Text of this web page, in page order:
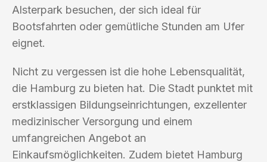
Alsterpark besuchen, der sich ideal für
Bootsfahrten oder gemütliche Stunden am Ufer
eignet.
Nicht zu vergessen ist die hohe Lebensqualität,
die Hamburg zu bieten hat. Die Stadt punktet mit
erstklassigen Bildungseinrichtungen, exzellenter
medizinischer Versorgung und einem
umfangreichen Angebot an
Einkaufsmöglichkeiten. Zudem bietet Hamburg